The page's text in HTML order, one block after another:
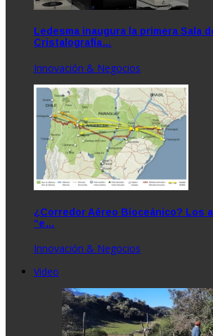
Ledesma inaugura la primera Sala
Cristalografía…
Innovación & Negocios
¿Corredor Aéreo Bioceánico? Los
“e…
Innovación & Negocios
Video